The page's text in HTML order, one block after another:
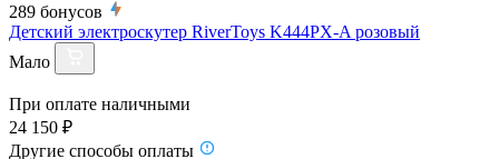
289 бонусов
Детский электроскутер RiverToys K444PX-A розовый
Мало
При оплате наличными
24 150 ₽
Другие способы оплаты